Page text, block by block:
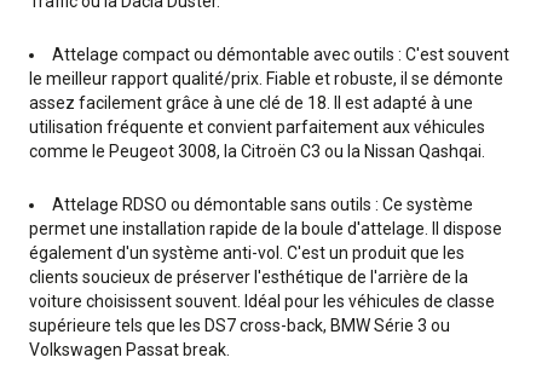
Attelage compact ou démontable avec outils : C'est souvent
le meilleur rapport qualité/prix. Fiable et robuste, il se démonte
assez facilement grâce à une clé de 18. Il est adapté à une
utilisation fréquente et convient parfaitement aux véhicules
comme le Peugeot 3008, la Citroën C3 ou la Nissan Qashqai.
Attelage RDSO ou démontable sans outils : Ce système
permet une installation rapide de la boule d'attelage. Il dispose
également d'un système anti-vol. C'est un produit que les
clients soucieux de préserver l'esthétique de l'arrière de la
voiture choisissent souvent. Idéal pour les véhicules de classe
supérieure tels que les DS7 cross-back, BMW Série 3 ou
Volkswagen Passat break.